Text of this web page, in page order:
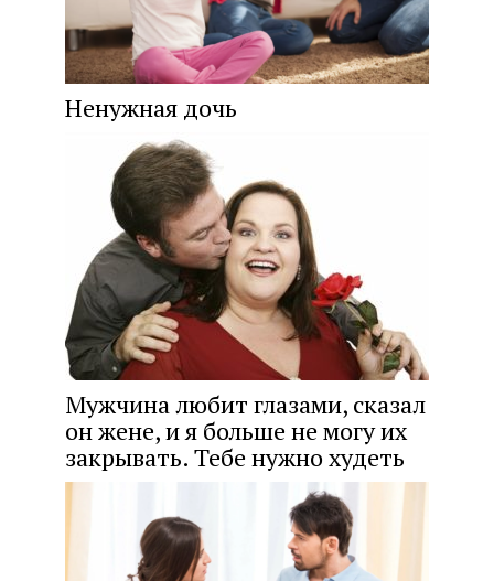
Ненужная дочь
Мужчина любит глазами, сказал
он жене, и я больше не могу их
закрывать. Тебе нужно худеть